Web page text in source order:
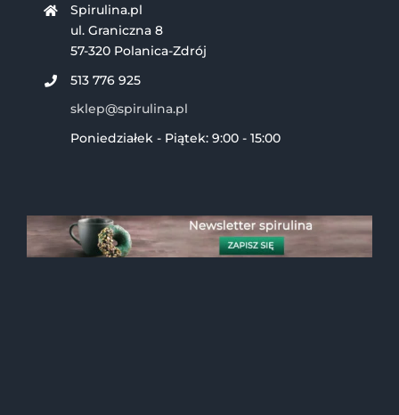
Spirulina.pl
ul. Graniczna 8
57-320 Polanica-Zdrój
513 776 925
sklep@spirulina.pl
Poniedziałek - Piątek: 9:00 - 15:00